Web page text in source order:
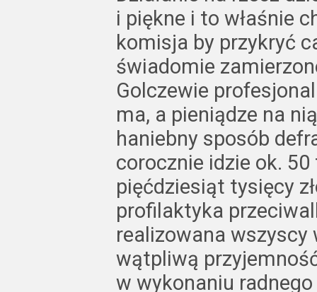
i piękne i to właśnie
komisja by przykryć
świadomie
Golczewie
ma, a pieniądze na
haniebny sposób
corocznie idzie ok. 50
pięćdziesiąt tysięcy
profilaktyka
realizowana wszyscy
wątpliwą
w wykonaniu